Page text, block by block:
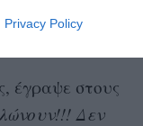
Privacy Policy
που
έγραψε στους
Δεν